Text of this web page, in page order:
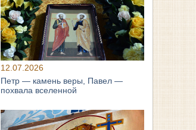
12.07.2026
Петр — камень веры, Павел —
похвала вселенной